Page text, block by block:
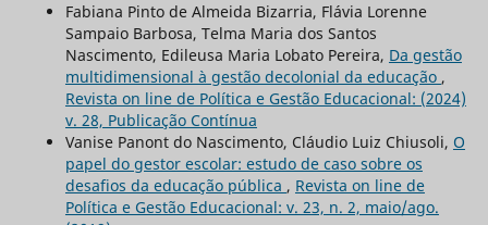
Fabiana Pinto de Almeida Bizarria, Flávia Lorenne
Sampaio Barbosa, Telma Maria dos Santos
Nascimento, Edileusa Maria Lobato Pereira, Da gestão
multidimensional à gestão decolonial da educação ,
Revista on line de Política e Gestão Educacional: (2024)
v. 28, Publicação Contínua
Vanise Panont do Nascimento, Cláudio Luiz Chiusoli, O
papel do gestor escolar: estudo de caso sobre os
desafios da educação pública , Revista on line de
Política e Gestão Educacional: v. 23, n. 2, maio/ago.